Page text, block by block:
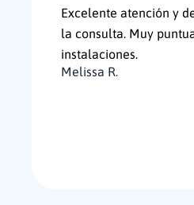
Excelente atención y
la consulta. Muy
instalaciones.
Melissa R.